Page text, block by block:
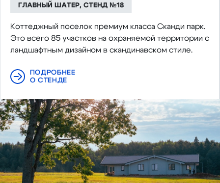
ГЛАВНЫЙ ШАТЕР, СТЕНД №18
Коттеджный поселок премиум класса Сканди парк.
Это всего 85 участков на охраняемой территории с
ландшафтным дизайном в скандинавском стиле.
ПОДРОБНЕЕ
О СТЕНДЕ